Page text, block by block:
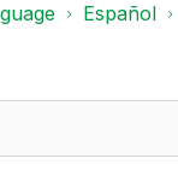
Español